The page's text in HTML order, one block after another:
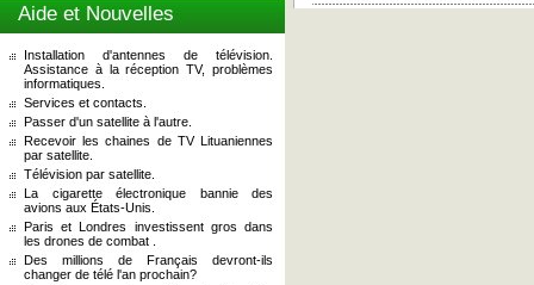
Aide et Nouvelles
Installation d'antennes de télévision.
Assistance à la réception TV, problèmes
informatiques.
Services et contacts.
Passer d'un satellite à l'autre.
Recevoir les chaines de TV Lituaniennes
par satellite.
Télévision par satellite.
La cigarette électronique bannie des
avions aux États-Unis.
Paris et Londres investissent gros dans
les drones de combat .
Des millions de Français devront-ils
changer de télé l'an prochain?